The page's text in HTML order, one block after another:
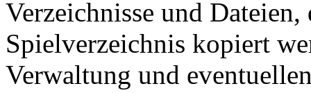
Verzeichnisse und Dateien,
Spielverzeichnis kopiert
Verwaltung und